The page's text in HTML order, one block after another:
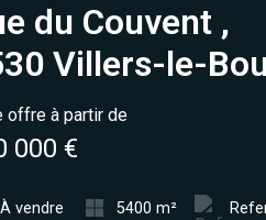
du Couvent ,
Villers-le-
offre à partir de
000 €
À vendre 5400 m²